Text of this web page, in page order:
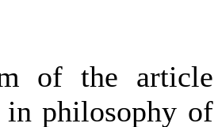
of the
in philosophy